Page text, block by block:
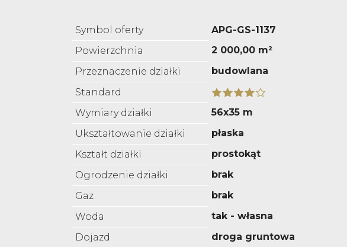
Symbol oferty
APG-GS-1137
Powierzchnia
2 000,00 m²
Przeznaczenie działki
budowlana
Standard
Wymiary działki
56x35 m
Ukształtowanie działki
płaska
Kształt działki
prostokąt
Ogrodzenie działki
brak
Gaz
brak
Woda
tak - własna
Dojazd
droga gruntowa